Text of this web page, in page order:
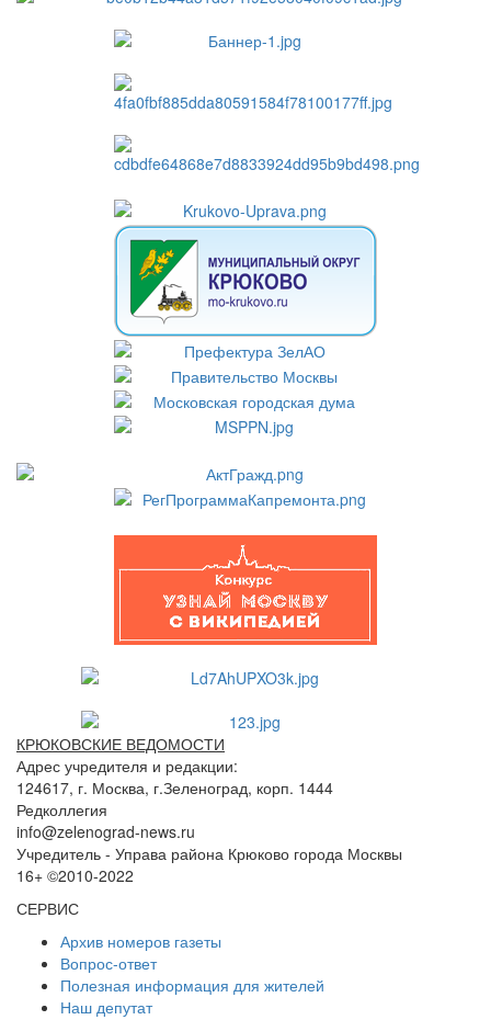
КРЮКОВСКИЕ ВЕДОМОСТИ
Адрес учредителя и редакции:
124617, г. Москва, г.Зеленоград, корп. 1444
Редколлегия
info@zelenograd-news.ru
Учредитель - Управа района Крюково города Москвы
16+ ©2010-2022
СЕРВИС
Архив номеров газеты
Вопрос-ответ
Полезная информация для жителей
Наш депутат